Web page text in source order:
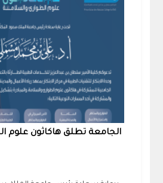
الجامعة تطلق هاكاثون علوم